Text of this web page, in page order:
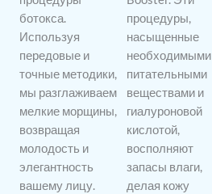
ботокса.
Используя
передовые и
точные методики,
мы разглаживаем
мелкие морщины,
возвращая
молодость и
элегантность
вашему лицу.
процедуры,
насыщенные
необходимыми
питательными
веществами и
гиалуроновой
кислотой,
восполняют
запасы влаги,
делая кожу